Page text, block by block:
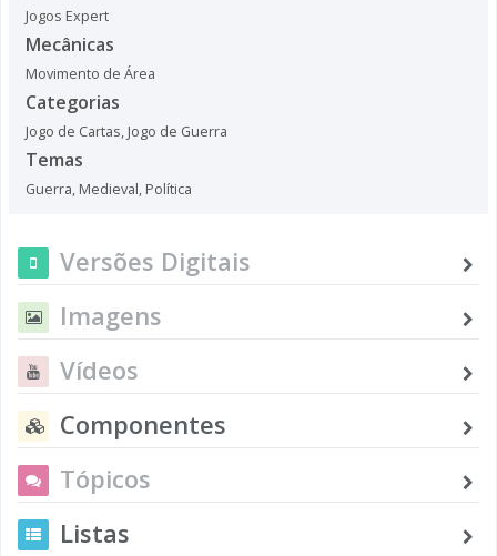
Jogos Expert
Mecânicas
Movimento de Área
Categorias
Jogo de Cartas, Jogo de Guerra
Temas
Guerra, Medieval, Política
Versões Digitais
Imagens
Vídeos
Componentes
Tópicos
Listas